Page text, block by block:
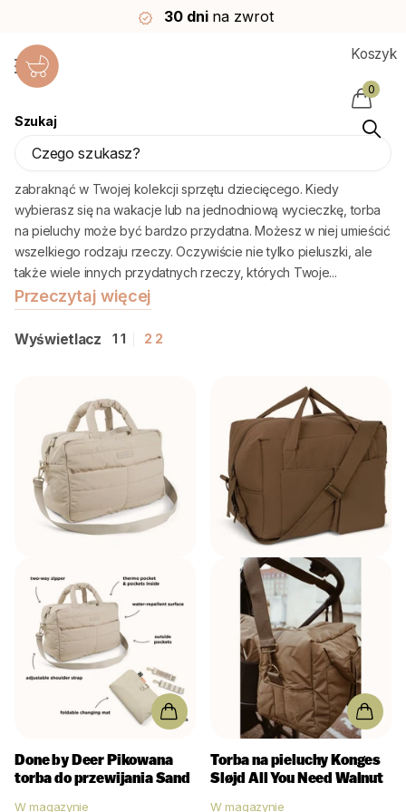
30 dni na zwrot
Szukaj
Koszyk
0
Torby do przewijania
zabraknąć w Twojej kolekcji sprzętu dziecięcego. Kiedy
wybierasz się na wakacje lub na jednodniową wycieczkę, torba
na pieluchy może być bardzo przydatna. Możesz w niej umieścić
wszelkiego rodzaju rzeczy. Oczywiście nie tylko pieluszki, ale
także wiele innych przydatnych rzeczy, których Twoje...
Przeczytaj więcej
Wyświetlacz 1 1 2 2
Done by Deer Pikowana
torba do przewijania Sand
W magazynie
Torba na pieluchy Konges
Sløjd All You Need Walnut
W magazynie